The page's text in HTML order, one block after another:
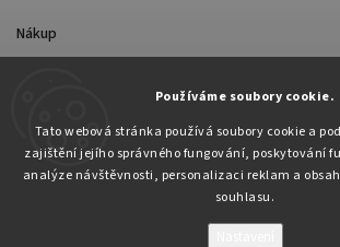
Používáme soubory cookie.
Tato webová stránka používá soubory cookie a
zajištění jejího správného fungování, poskytování
analýze návštěvnosti, personalizaci reklam a
souhlasu.
Nákup